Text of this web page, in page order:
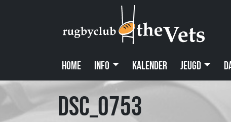
Home Info Kalender Jeugd
DSC_0753